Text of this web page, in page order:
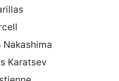
Nakashima
Karatsev